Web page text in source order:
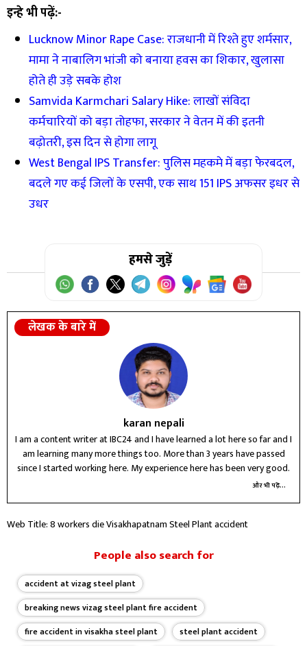
इन्हे भी पढ़ें:-
Lucknow Minor Rape Case: राजधानी में रिश्ते हुए शर्मसार,
मामा ने नाबालिग भांजी को बनाया हवस का शिकार, खुलासा
होते ही उड़े सबके होश
Samvida Karmchari Salary Hike: लाखों संविदा
कर्मचारियों को बड़ा तोहफा, सरकार ने वेतन में की इतनी
बढ़ोतरी, इस दिन से होगा लागू
West Bengal IPS Transfer: पुलिस महकमे में बड़ा फेरबदल,
बदले गए कई जिलों के एसपी, एक साथ 151 IPS अफसर इधर से
उधर
हमसे जुड़ें
लेखक के बारे में
karan nepali
I am a content writer at IBC24 and I have learned a lot here so far and I
am learning many more things too. More than 3 years have passed
since I started working here. My experience here has been very good.
और भी पढ़ें...
Web Title: 8 workers die Visakhapatnam Steel Plant accident
People also search for
accident at vizag steel plant
breaking news vizag steel plant fire accident
fire accident in visakha steel plant
steel plant accident